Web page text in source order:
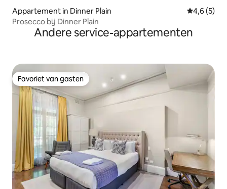
Appartement in Dinner Plain
4,6 (5)
Prosecco bij Dinner Plain
Andere service-appartementen
Favoriet van gasten
Favoriet van gasten